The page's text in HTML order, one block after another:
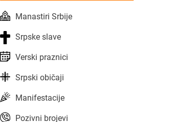
Manastiri Srbije
Srpske slave
Verski praznici
Srpski običaji
Manifestacije
Pozivni brojevi